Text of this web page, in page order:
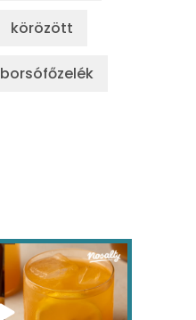
körözött
borsófőzelék